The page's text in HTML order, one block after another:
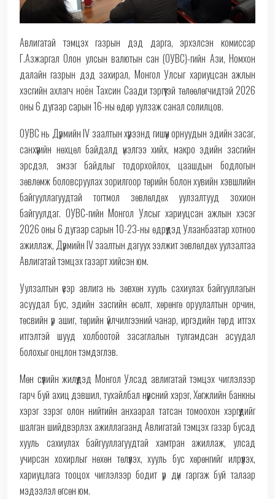
Авлигатай тэмцэх газрын дэд дарга, эрхэлсэн комиссар
Г.Азжаргал Олон улсын валютын сан (ОУВС)-гийн Ази, Номхон
далайн газрын дэд захирал, Монгол Улсыг хариуцсан ажлын
хэсгийн ахлагч ноён Тахсин Саади тэргүүтэй төлөөлөгчидтэй 2026
оны 6 дугаар сарын 16-ны өдөр уулзаж санал солилцов.
ОУВС нь Дүрмийн IV заалтын хүрээнд гишүүн орнуудын эдийн засаг,
санхүүгийн нөхцөл байдалд үнэлгээ хийх, макро эдийн засгийн
эрсдэл, эмзэг байдлыг тодорхойлох, цаашдын бодлогын
зөвлөмж боловсруулах зорилгоор төрийн болон хувийн хэвшлийн
байгууллагуудтай тогтмол зөвлөлдөх уулзалтууд зохион
байгуулдаг. ОУВС-гийн Монгол Улсыг хариуцсан ажлын хэсэг
2026 оны 6 дугаар сарын 10-23-ны өдрүүдэд Улаанбаатар хотноо
ажиллаж, Дүрмийн IV заалтын дагуух ээлжит зөвлөлдөх уулзалтаа
Авлигатай тэмцэх газарт хийсэн юм.
Уулзалтын үеэр авлига нь зөвхөн хууль сахиулах байгууллагын
асуудал бус, эдийн засгийн өсөлт, хөрөнгө оруулалтын орчин,
төсвийн үр ашиг, төрийн үйлчилгээний чанар, иргэдийн төрд итгэх
итгэлтэй шууд холбоотой засаглалын тулгамдсан асуудал
болохыг онцлон тэмдэглэв.
Мөн сүүлийн жилүүдэд Монгол Улсад авлигатай тэмцэх чиглэлээр
гарч буй ахиц дэвшил, тухайлбал нүүрсний хэрэг, Хөгжлийн банкны
хэрэг зэрэг олон нийтийн анхаарал татсан томоохон хэргүүдийг
шалган шийдвэрлэх ажиллагаанд Авлигатай тэмцэх газар бусад
хууль сахиулах байгууллагуудтай хамтран ажиллаж, улсад
учирсан хохирлыг нөхөн төлүүлэх, хууль бус хөрөнгийг илрүүлэх,
хариуцлага тооцох чиглэлээр бодит үр дүн гаргаж буй талаар
мэдээлэл өгсөн юм.